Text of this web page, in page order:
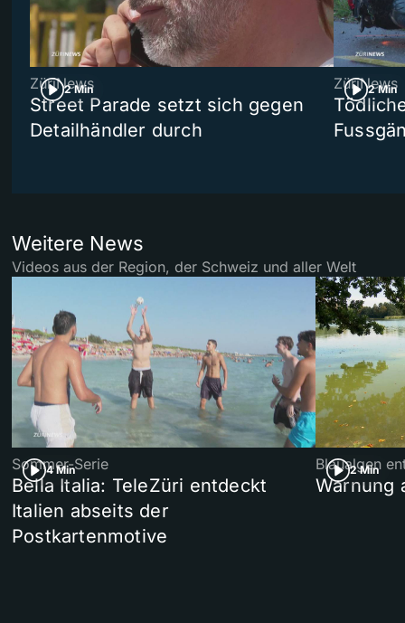
2 Min
ZüriNews
Street Parade setzt sich gegen
Detailhändler durch
2 Min
ZüriNews
Weitere News
Videos aus der Region, der Schweiz und aller Welt
4 Min
Sommer-Serie
Bella Italia: TeleZüri entdeckt
Italien abseits der
Postkartenmotive
2 Min
Blaualgen
Warnung